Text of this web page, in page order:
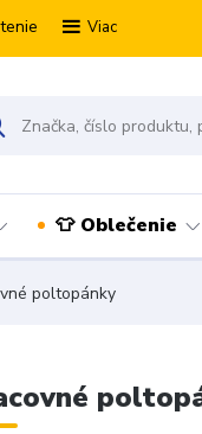
Viac
👕 Oblečenie
poltopánky